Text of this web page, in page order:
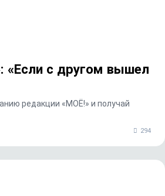
«Если с другом вышел
редакции «МОЁ!» и получай
294